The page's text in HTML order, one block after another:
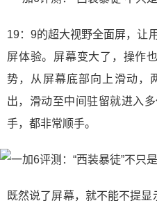
19：9的超大视野全面屏，让
屏体验。屏幕变大了，操作
势，从屏幕底部向上滑动，
出，滑动至中间驻留就进入
手，都非常顺手。
既然说了屏幕，就不能不提